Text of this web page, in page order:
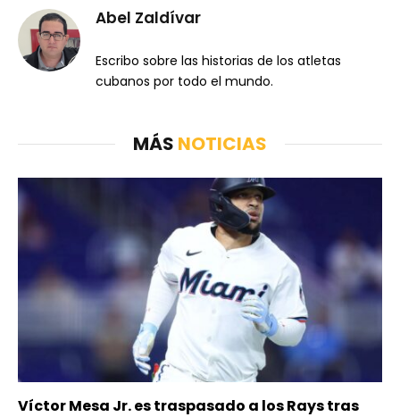
Abel Zaldívar
Escribo sobre las historias de los atletas
cubanos por todo el mundo.
MÁS NOTICIAS
Víctor Mesa Jr. es traspasado a los Rays tras